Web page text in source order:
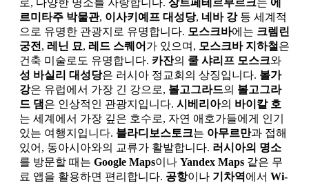
로, 다양한 명소를 자랑합니다. 상트페테르부르크는 에
르미타주 박물관, 이사키예프 대성당, 네바 강등 세계적
으로 유명한 관광지로 유명합니다. 모스크바에는 크렘린
궁전 , 레닌 묘, 레드 스퀘어 가 있으며, 모스크바 지하철 은
건축 미술로도 유명합니다. 카잔의 쿨 샤리프 모스크와
성 바실리 대성당은 러시아 정교회의 상징입니다. 볼가
강은 유럽에서 가장 긴 강으로, 볼고그라드의 볼고그라
드 댐은 인상적인 관광지입니다. 시베리아의 바이칼 호
는 세계에서 가장 깊은 호수로, 자연 애호가들에게 인기
있는 여행지입니다. 블라디보스토크는 아무르만과 접해
있어, 동아시아와의 교류가 활발합니다. 러시아의 명소
를 방문할 때는 Google Maps이나 Yandex Maps 같은 무
료 앱을 활용하면 편리합니다. 공항이나 기차역에서 Wi-